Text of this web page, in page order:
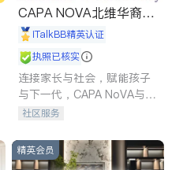
CAPA NOVA北维华裔家
长会iTalkBB精英认证
执照已核实
连接家长与社会，赋能孩子
与下一代，CAPA NoVA与您
携手建设包容、公平、充满
社区服务
精英会员